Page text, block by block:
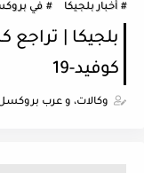
أخبار بلجيكا في
بلجيكا |
كوفيد-19
وكالات، و عرب